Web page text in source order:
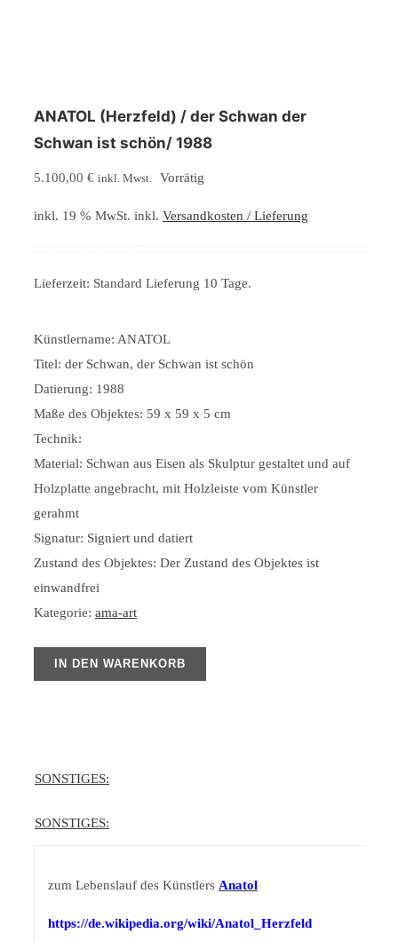
ANATOL (Herzfeld) / der Schwan der
Schwan ist schön/ 1988
5.100,00 € inkl. Mwst. Vorrätig
inkl. 19 % MwSt. inkl. Versandkosten / Lieferung
Lieferzeit: Standard Lieferung 10 Tage.
Künstlername: ANATOL
Titel: der Schwan, der Schwan ist schön
Datierung: 1988
Maße des Objektes: 59 x 59 x 5 cm
Technik:
Material: Schwan aus Eisen als Skulptur gestaltet und auf
Holzplatte angebracht, mit Holzleiste vom Künstler
gerahmt
Signatur: Signiert und datiert
Zustand des Objektes: Der Zustand des Objektes ist
einwandfrei
Kategorie: ama-art
IN DEN WARENKORB
SONSTIGES:
SONSTIGES:
zum Lebenslauf des Künstlers Anatol
https://de.wikipedia.org/wiki/Anatol_Herzfeld